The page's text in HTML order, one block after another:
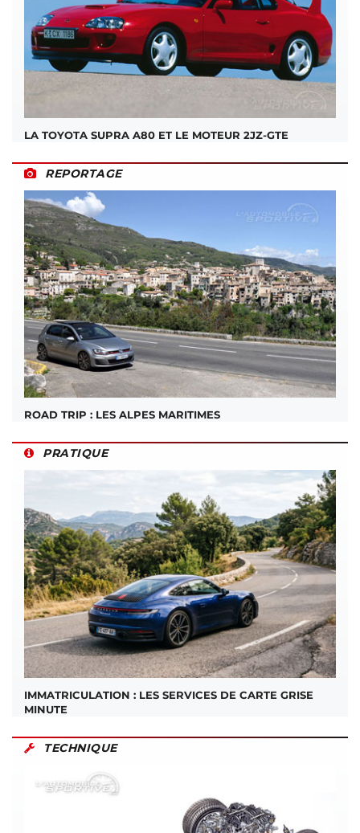
LA TOYOTA SUPRA A80 ET LE MOTEUR 2JZ-GTE
REPORTAGE
ROAD TRIP : LES ALPES MARITIMES
PRATIQUE
IMMATRICULATION : LES SERVICES DE CARTE GRISE
MINUTE
TECHNIQUE